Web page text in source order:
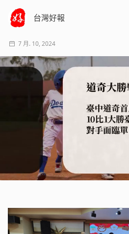
台灣好報
7 月. 10, 2024